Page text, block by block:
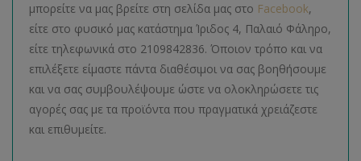
μπορείτε να μας βρείτε στη σελίδα μας στο Facebook,
είτε στο φυσικό μας κατάστημα Ίριδος 4, Παλαιό Φάληρο,
είτε τηλεφωνικά στο 2109842836. Όποιον τρόπο και να
επιλέξετε είμαστε πάντα διαθέσιμοι να σας βοηθήσουμε
και να σας συμβουλέψουμε ώστε να ολοκληρώσετε τις
αγορές σας με τα προϊόντα που πραγματικά χρειάζεστε
και επιθυμείτε.